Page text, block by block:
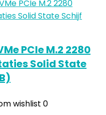
PCIe M.2 2280
Solid State
wishlist 0